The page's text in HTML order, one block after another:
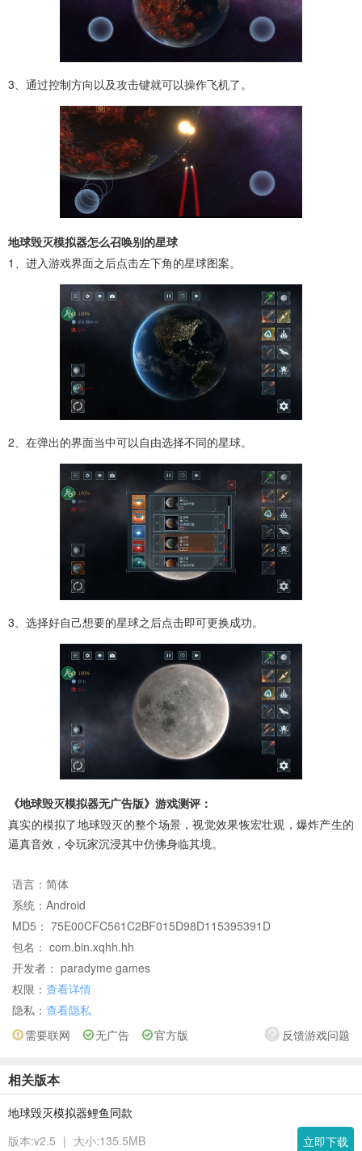
3、通过控制方向以及攻击键就可以操作飞机了。
地球毁灭模拟器怎么召唤别的星球
1、进入游戏界面之后点击左下角的星球图案。
2、在弹出的界面当中可以自由选择不同的星球。
3、选择好自己想要的星球之后点击即可更换成功。
《地球毁灭模拟器无广告版》游戏测评：
真实的模拟了地球毁灭的整个场景，视觉效果恢宏壮观，爆炸产生的
逼真音效，令玩家沉浸其中仿佛身临其境。
语言： 简体
系统： Android
MD5： 75E00CFC561C2BF015D98D115395391D
包名： com.bin.xqhh.hh
开发者： paradyme games
权限： 查看详情
隐私： 查看隐私
反馈游戏问题
需要联网 无广告 官方版
相关版本
地球毁灭模拟器鲤鱼同款
版本:v2.5 | 大小:135.5MB
立即下载